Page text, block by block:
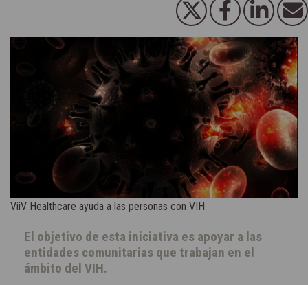
ViiV Healthcare ayuda a las personas con VIH
El objetivo de esta iniciativa es apoyar a las
entidades comunitarias que trabajan en el
ámbito del VIH.